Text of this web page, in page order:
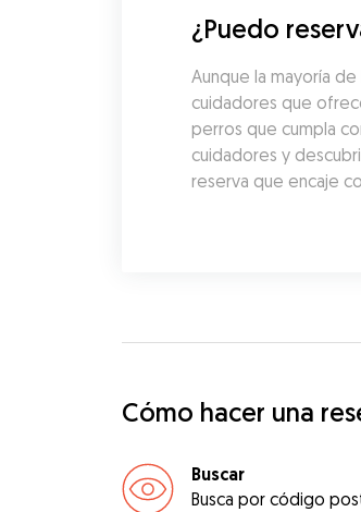
¿Puedo
Aunque la mayoría
cuidadores que
perros que cumpla
cuidadores y
reserva que encaje
Cómo hacer una
Buscar
Busca por código